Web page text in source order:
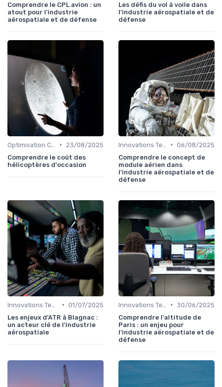
Comprendre le CPL avion : un
atout pour l'industrie
aérospatiale et de défense
Les défis du vol à voile dans
l'industrie aérospatiale et de
défense
•
23/08/2025
Comprendre le coût des
hélicoptères d'occasion
• 06/08/2025
Comprendre le concept de
module aérien dans
l'industrie aérospatiale et de
défense
• 01/07/2025
Les enjeux d'ATR à Blagnac :
un acteur clé de l'industrie
aérospatiale
• 30/06/2025
Comprendre l'altitude de
Paris : un enjeu pour
l'industrie aérospatiale et de
défense